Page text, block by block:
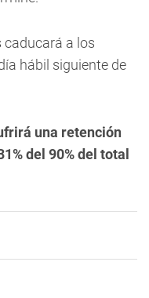
caducará a los
hábil siguiente de
una retención
del 90% del total